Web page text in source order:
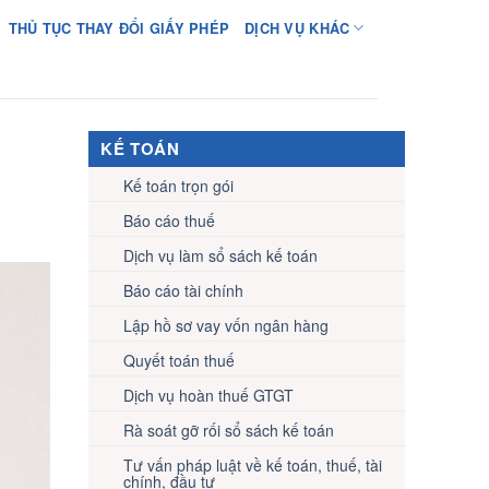
THỦ TỤC THAY ĐỔI GIẤY PHÉP DỊCH VỤ KHÁC
KẾ TOÁN
Kế toán trọn gói
Báo cáo thuế
Dịch vụ làm sổ sách kế toán
Báo cáo tài chính
Lập hồ sơ vay vốn ngân hàng
Quyết toán thuế
Dịch vụ hoàn thuế GTGT
Rà soát gỡ rối sổ sách kế toán
Tư vấn pháp luật về kế toán, thuế, tài
chính, đầu tư